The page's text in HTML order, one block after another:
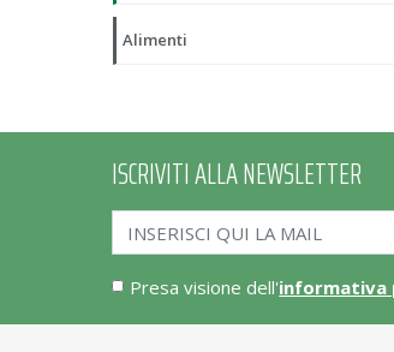
Alimenti
ISCRIVITI ALLA NEWSLETTER
Presa visione dell'informativa